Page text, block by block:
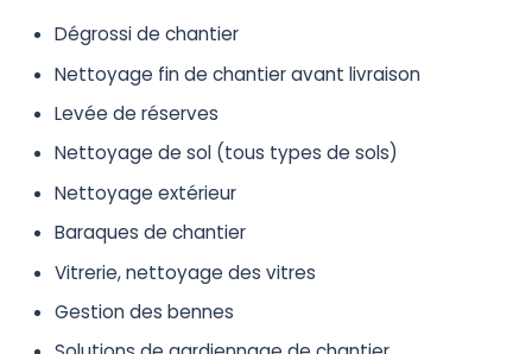
Dégrossi de chantier
Nettoyage fin de chantier avant livraison
Levée de réserves
Nettoyage de sol (tous types de sols)
Nettoyage extérieur
Baraques de chantier
Vitrerie, nettoyage des vitres
Gestion des bennes